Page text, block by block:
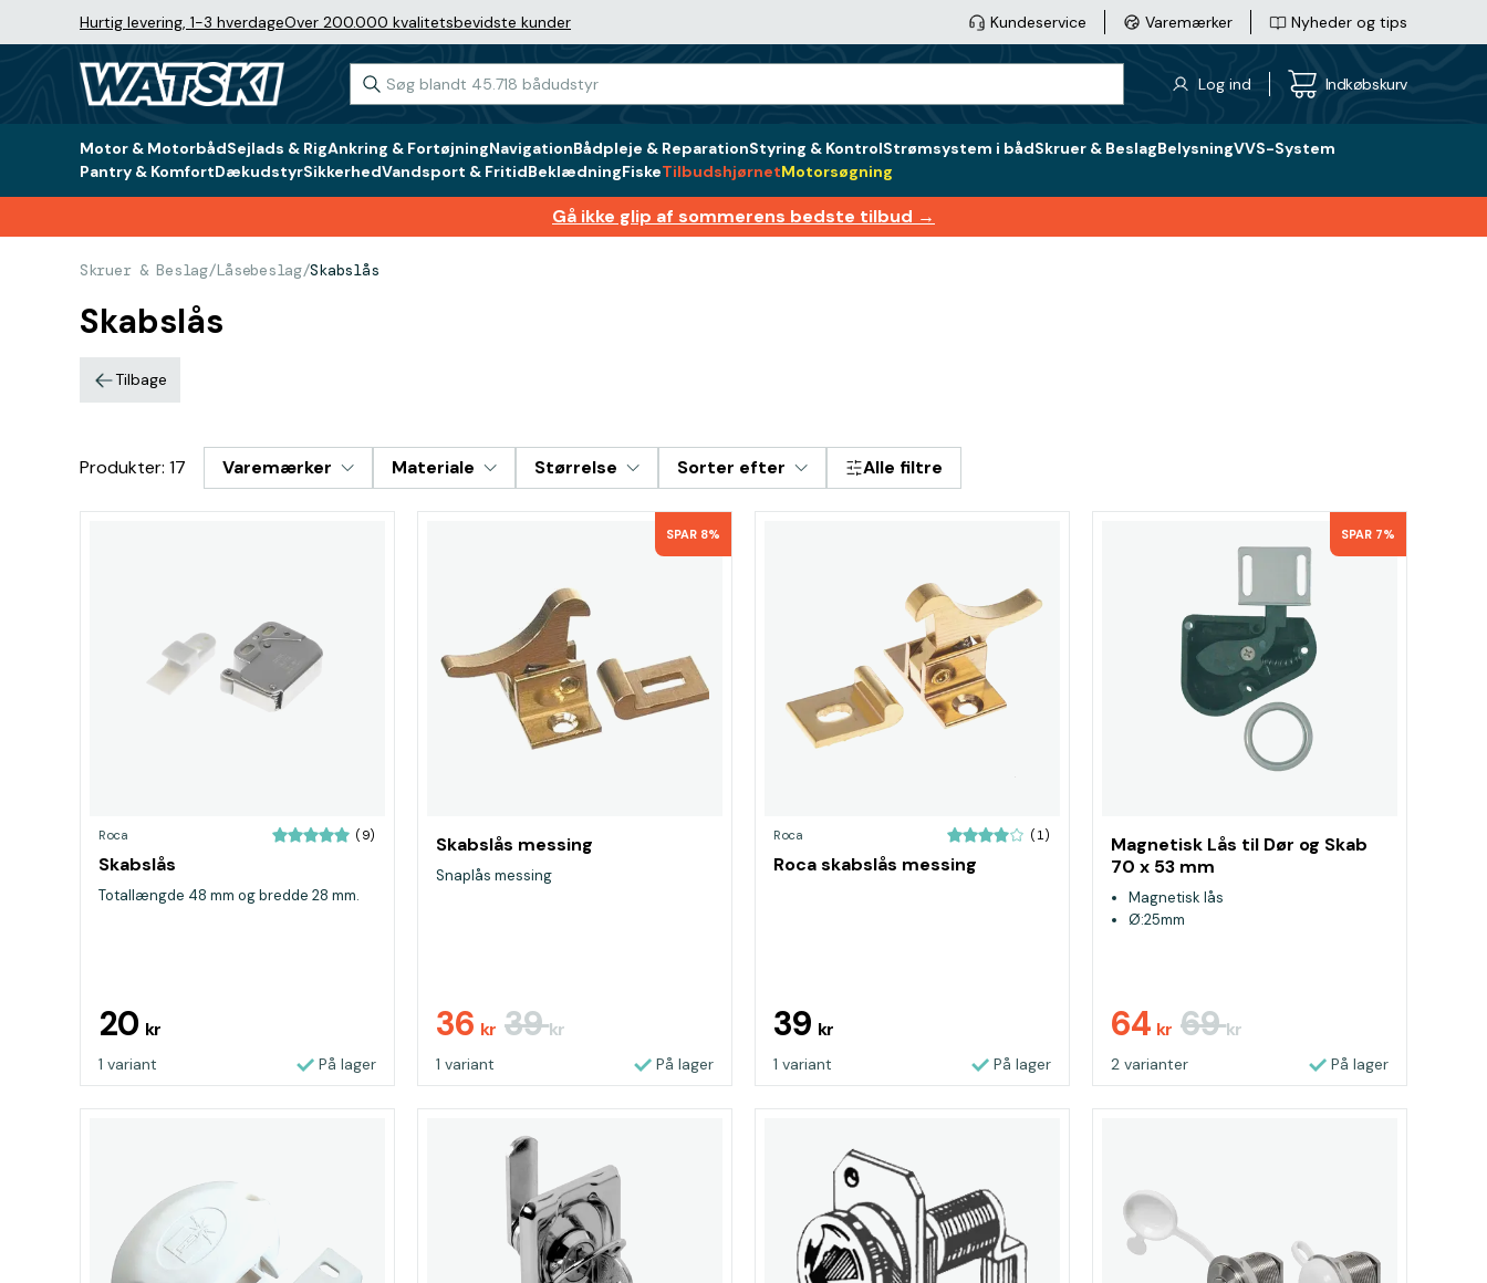
Hurtig levering, 1-3 hverdageOver 200.000 kvalitetsbevidste kunder Kundeservice Varemærker Nyheder og tips
Log ind Indkøbskurv
Motor & MotorbådSejlads & RigAnkring & FortøjningNavigationBådpleje & ReparationStyring & KontrolStrømsystem i bådSkruer & BeslagBelysningVVS-System
Pantry & KomfortDækudstyrSikkerhedVandsport & FritidBeklædningFiskeTilbudshjørnetMotorsøgning
Gå ikke glip af sommerens bedste tilbud →
Skruer & Beslag/Låsebeslag/Skabslås
Skabslås
Tilbage
Produkter: 17 Varemærker Materiale Størrelse Sorter efter Alle filtre
Roca (9)
Skabslås
Totallængde 48 mm og bredde 28 mm.
20 kr
1 variant På lager
SPAR 8%
Skabslås messing
Snaplås messing
36 kr 39kr
1 variant På lager
Roca (1)
Roca skabslås messing
39 kr
1 variant På lager
SPAR 7%
Magnetisk Lås til Dør og Skab
70 x 53 mm
Magnetisk lås
Ø:25mm
64 kr 69kr
2 varianter På lager